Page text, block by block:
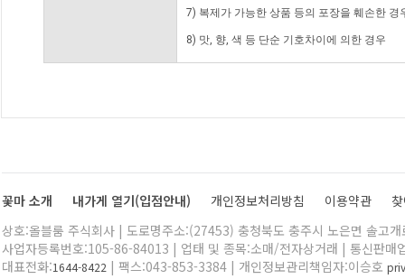
7) 복제가 가능한 상품 등의 포장을 훼손한 경
8) 맛, 향, 색 등 단순 기호차이에 의한 경우
꽃마 소개 내가게 열기(입점안내) 개인정보처리방침 이용약관
상호:올블룸 주식회사 | 도로명주소:(27453) 충청북도 충주시 노은면 솔고
사업자등록번호:105-86-84013 | 업태 및 종목:소매/전자상거래 | 통신판매
대표전화:1644-8422 | 팩스:043-853-3384 | 개인정보관리책임자:이승호